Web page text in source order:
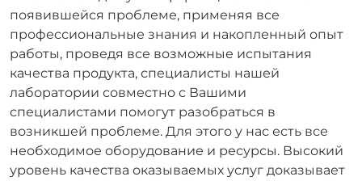
появившейся проблеме, применяя все
профессиональные знания и накопленный опыт
работы, проведя все возможные испытания
качества продукта, специалисты нашей
лаборатории совместно с Вашими
специалистами помогут разобраться в
возникшей проблеме. Для этого у нас есть все
необходимое оборудование и ресурсы. Высокий
уровень качества оказываемых услуг доказывает